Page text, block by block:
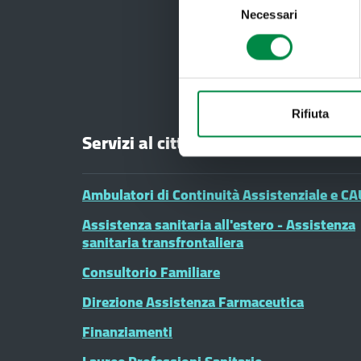
Necessari
Rifiuta
Servizi al cittadino
Ambulatori di Continuità Assistenziale e
Assistenza sanitaria all'estero - Assistenza
sanitaria transfrontaliera
Consultorio Familiare
Direzione Assistenza Farmaceutica
Finanziamenti